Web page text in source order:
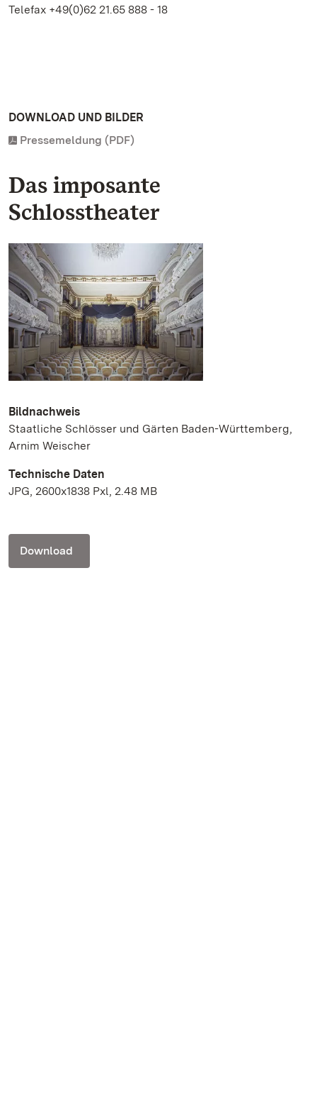
Telefax +49(0)62 21.65 888 - 18
DOWNLOAD UND BILDER
Pressemeldung (PDF)
Das imposante
Schlosstheater
Bildnachweis
Staatliche Schlösser und Gärten Baden-Württemberg,
Arnim Weischer
Technische Daten
JPG, 2600x1838 Pxl, 2.48 MB
Download